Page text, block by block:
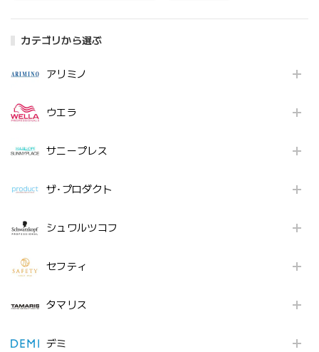
カテゴリから選ぶ
アリミノ
ウエラ
サニープレス
ザ･プロダクト
シュワルツコフ
セフティ
タマリス
デミ